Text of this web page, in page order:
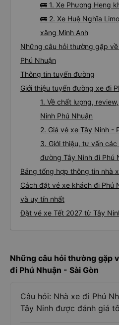
🚌 1. Xe Phương Heng
🚌 2. Xe Huệ Nghĩa
xăng Minh Anh
Những câu hỏi thường gặp
Phú Nhuận
Thông tin tuyến đường
Giới thiệu tuyến đường xe đi
1. Về chất lượng,
Ninh Phú Nhuận
2. Giá vé xe Tây Ninh -
3. Giới thiệu, tư vấn
đường Tây Ninh đi Phú
Bảng tổng hợp thông tin nhà
Cách đặt vé xe khách đi Phú
và uy tín nhất
Đặt vé xe Tết 2027 từ Tây
Những câu hỏi thường gặp
đi Phú Nhuận - Sài Gòn
Câu hỏi: Nhà xe đi Phú
Tây Ninh được đánh giá